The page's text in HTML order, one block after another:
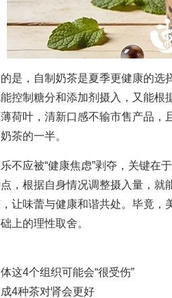
，自制奶茶是夏季更健康的选
控制糖分和添加剂摄入，又能根
荷叶，清新口感不输市售产品，
茶的一半。
应被“健康焦虑”剥夺，关键在
，根据自身情况调整摄入量，就
让味蕾与健康和谐共处。毕竟，
上的理性取舍。
这4个组织可能会“很受伤”
4种茶对肾会更好